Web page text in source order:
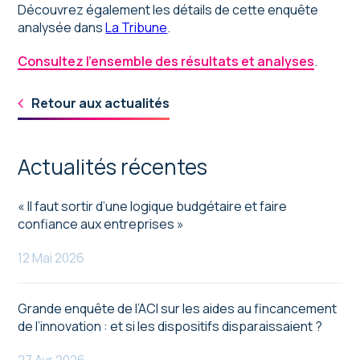
Découvrez également les détails de cette enquête
analysée dansLa Tribune.
Consultez l’ensemble des résultats et analyses.
Retour aux actualités
Actualités récentes
« Il faut sortir d’une logique budgétaire et faire
confiance aux entreprises »
12 Mai 2026
Grande enquête de l’ACI sur les aides au fincancement
de l’innovation : et si les dispositifs disparaissaient ?